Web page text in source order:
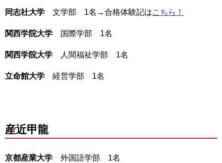
同志社大学 文学部 1名→合格体験記はこちら！
関西学院大学 国際学部 1名
関西学院大学 人間福祉学部 1名
立命館大学 経営学部 1名
産近甲龍
京都産業大学 外国語学部 1名